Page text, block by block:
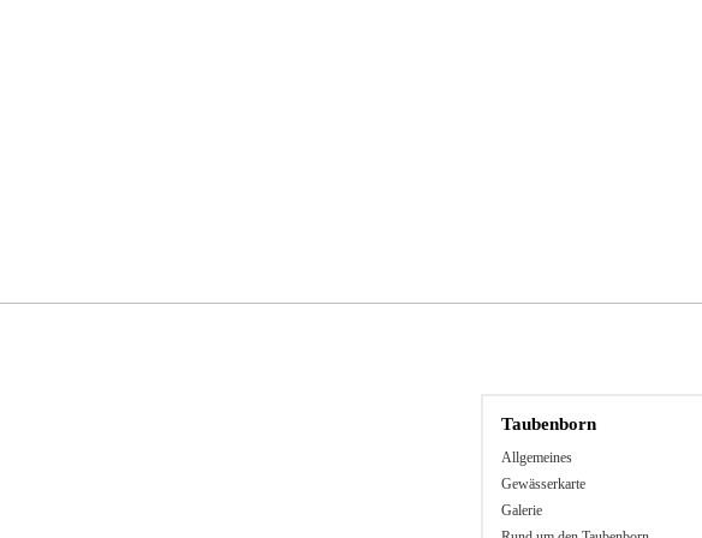
Taubenborn
Allgemeines
Gewässerkarte
Galerie